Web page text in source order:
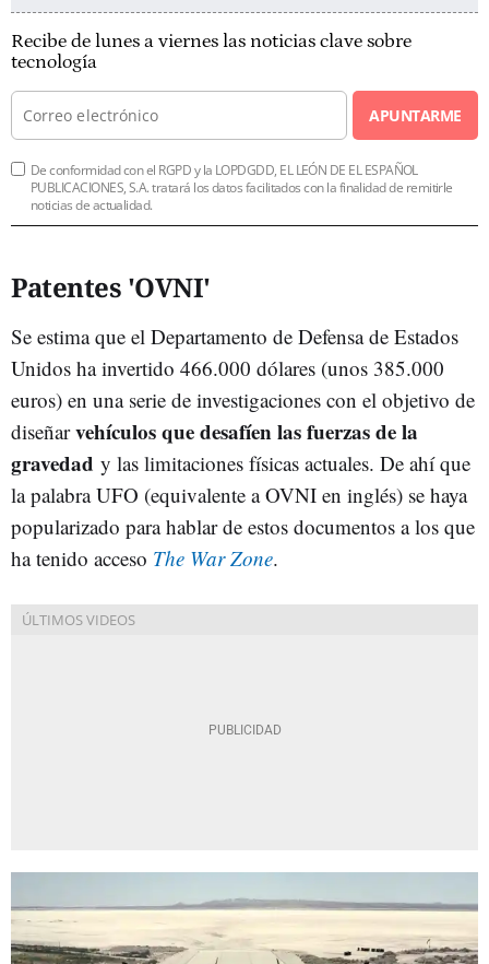
Recibe de lunes a viernes las noticias clave sobre
tecnología
APUNTARME
De conformidad con el RGPD y la LOPDGDD, EL LEÓN DE EL ESPAÑOL
PUBLICACIONES, S.A. tratará los datos facilitados con la finalidad de remitirle
noticias de actualidad.
Patentes 'OVNI'
Se estima que el Departamento de Defensa de Estados
Unidos ha invertido 466.000 dólares (unos 385.000
euros) en una serie de investigaciones con el objetivo de
diseñarvehículos que desafíen las fuerzas de la
gravedad y las limitaciones físicas actuales. De ahí que
la palabra UFO (equivalente a OVNI en inglés) se haya
popularizado para hablar de estos documentos a los que
ha tenido acceso The War Zone.